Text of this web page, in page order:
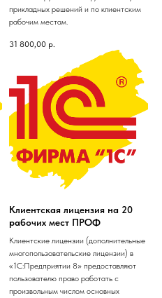
прикладных решений и по клиентским
рабочим местам.
31 800,00 р.
Клиентская лицензия на 20
рабочих мест ПРОФ
Клиентские лицензии (дополнительные
многопользовательские лицензии) в
«1С:Предприятии 8» предоставляют
пользователю право работать с
произвольным числом основных